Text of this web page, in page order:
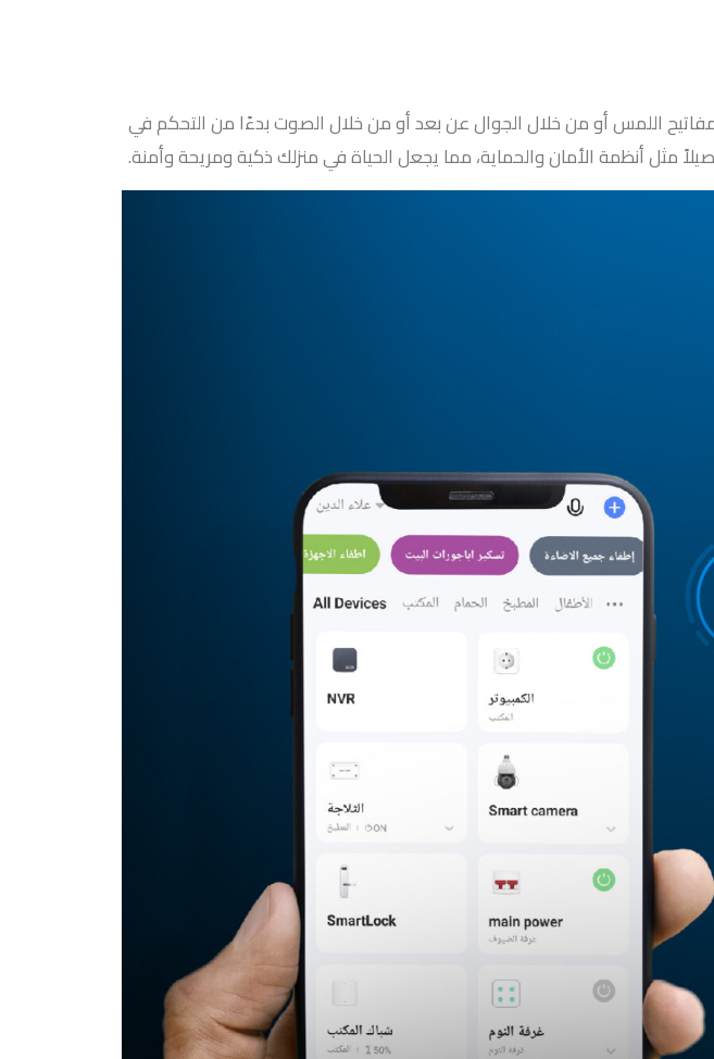
اللمس أو من خلال الجوال عن بعد أو من خلال الصوت بدءًا من التحكم في
مثل أنظمة الأمان والحماية، مما يجعل الحياة في منزلك ذكية ومريحة وأمنة.